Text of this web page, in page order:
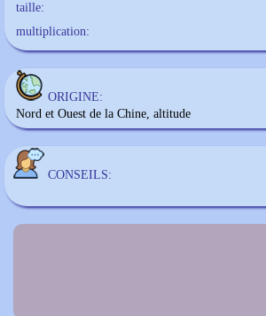
taille:
multiplication:
ORIGINE:
Nord et Ouest de la Chine, altitude
CONSEILS: